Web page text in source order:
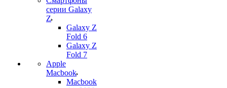
серии Galaxy
Z
Galaxy Z
Fold 6
Galaxy Z
Fold 7
Apple
Macbook
Macbook